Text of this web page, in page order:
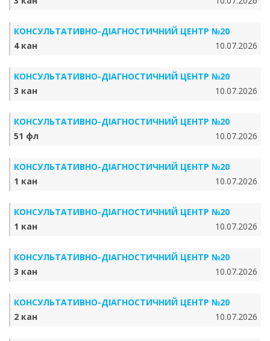
КОНСУЛЬТАТИВНО-ДІАГНОСТИЧНИЙ ЦЕНТР №20
4 кан
10.07.2026
КОНСУЛЬТАТИВНО-ДІАГНОСТИЧНИЙ ЦЕНТР №20
3 кан
10.07.2026
КОНСУЛЬТАТИВНО-ДІАГНОСТИЧНИЙ ЦЕНТР №20
51 фл
10.07.2026
КОНСУЛЬТАТИВНО-ДІАГНОСТИЧНИЙ ЦЕНТР №20
1 кан
10.07.2026
КОНСУЛЬТАТИВНО-ДІАГНОСТИЧНИЙ ЦЕНТР №20
1 кан
10.07.2026
КОНСУЛЬТАТИВНО-ДІАГНОСТИЧНИЙ ЦЕНТР №20
3 кан
10.07.2026
КОНСУЛЬТАТИВНО-ДІАГНОСТИЧНИЙ ЦЕНТР №20
2 кан
10.07.2026